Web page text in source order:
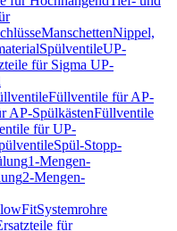
ManschettenNippel,
SpülventileUP-
für Sigma UP-
Füllventile für AP-
AP-SpülkästenFüllventile
für UP-
Spül-Stopp-
1-Mengen-
2-Mengen-
Systemrohre
für